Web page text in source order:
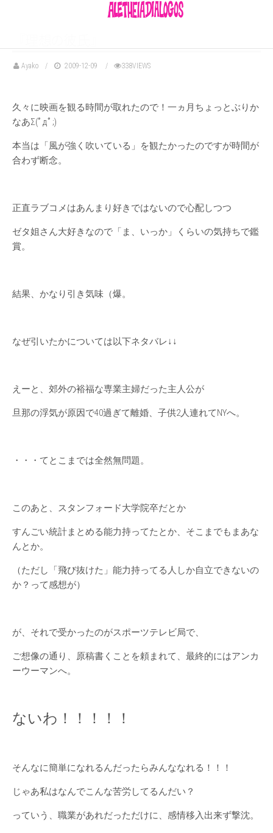
Ayako 2009-12-09 338VIEWS
久々に映画を観る時間が取れたので！一ヵ月ちょっとぶりか
なあΣ(ﾟдﾟ;)
本当は「風が強く吹いている」を観たかったのですが時間が
合わず断念。
正直ラブコメはあんまり好きではないので心配しつつ
ゼタ姐さん大好きなので「ま、いっか」くらいの気持ちで鑑
賞。
結果、かなり引き気味（爆。
なぜ引いたかについては以下ネタバレ↓↓
えーと、郊外の裕福な専業主婦だった主人公が
旦那の浮気が原因で40過ぎて離婚、子供2人連れてNYへ。
・・・てとこまでは全然無問題。
このあと、スタンフォード大学院卒だとか
すんごい統計まとめる能力持ってたとか、そこまでもまあな
んとか。
（ただし「飛び抜けた」能力持ってる人しか自立できないの
か？って感想が）
が、それで受かったのがスポーツテレビ局で、
ご想像の通り、原稿書くことを頼まれて、最終的にはアンカ
ーウーマンへ。
ないわ！！！！！
そんなに簡単になれるんだったらみんななれる！！！
じゃあ私はなんでこんな苦労してるんだい？
っていう、職業があれだっただけに、感情移入出来ず撃沈。